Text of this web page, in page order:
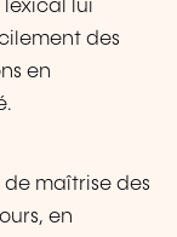
lexical lui
des
en
maîtrise des
en